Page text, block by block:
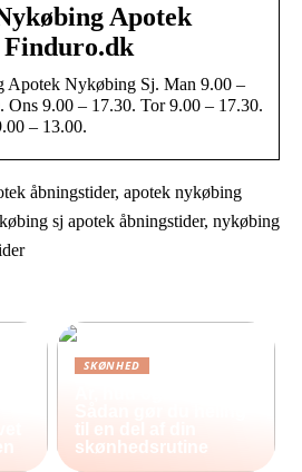
Apotek
Finduro.dk
Apotek Nykøbing Sj. Man 9.00 –
Ons 9.00 – 17.30. Tor 9.00 – 17.30.
– 13.00.
åbningstider, apotek nykøbing
sj apotek åbningstider, nykøbing
SKØNHED
til en del af din
skønhedsrutine